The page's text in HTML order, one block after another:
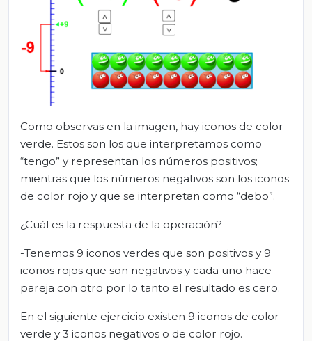
Como observas en la imagen, hay iconos de color
verde. Estos son los que interpretamos como
“tengo” y representan los números positivos;
mientras que los números negativos son los iconos
de color rojo y que se interpretan como “debo”.
¿Cuál es la respuesta de la operación?
-Tenemos 9 iconos verdes que son positivos y 9
iconos rojos que son negativos y cada uno hace
pareja con otro por lo tanto el resultado es cero.
En el siguiente ejercicio existen 9 iconos de color
verde y 3 iconos negativos o de color rojo.